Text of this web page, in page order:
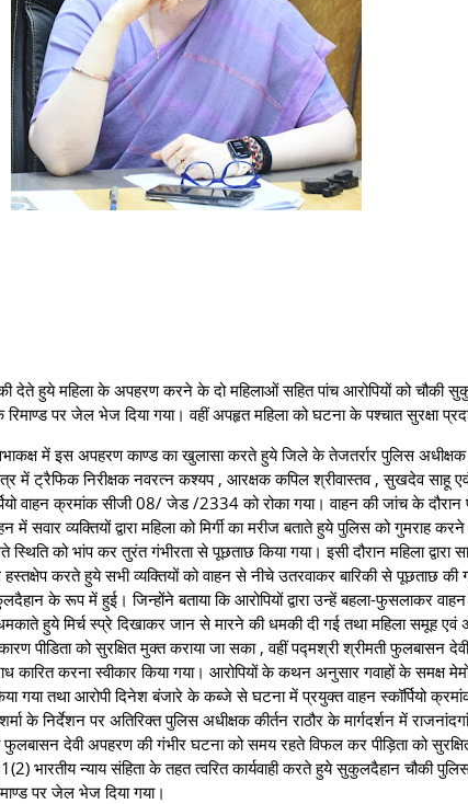
देते हुये महिला के अपहरण करने के दो महिलाओं सहित पांच आरोपियों को चौकी
पर जेल भेज दिया गया। वहीं अपहृत महिला को घटना के पश्चात सुरक्षा
काण्ड का खुलासा करते हुये जिले के तेजतर्रार पुलिस अधीक्षक
में ट्रैफिक निरीक्षक नवरत्न कश्यप , आरक्षक कपिल श्रीवास्तव , सुखदेव साहू एवं
वाहन क्रमांक सीजी 08/ जेड /2334 को रोका गया।‌ वाहन की जांच के दौरान
व्यक्तियों द्वारा महिला को मिर्गी का मरीज बताते हुये पुलिस को गुमराह
को भांप कर तुरंत गंभीरता से पूछताछ किया गया। इसी दौरान महिला द्वारा
हस्तक्षेप करते हुये सभी व्यक्तियों को वाहन से नीचे उतरवाकर बारिकी से पूछताछ
के रूप में हुई।‌ जिन्होंने बताया कि‌ आरोपियों द्वारा उन्हें बहला-फुसलाकर
धमकाते हुये मिर्च स्प्रे दिखाकर जान से मारने की धमकी दी गई तथा महिला समूह एवं
पीडिता को सुरक्षित मुक्त कराया जा सका , वहीं पद्मश्री श्रीमती फुलबासन
कारित करना स्वीकार किया गया। आरोपियों के कथन अनुसार गवाहों के समक्ष
गया तथा आरोपी दिनेश बंजारे के कब्जे से घटना में प्रयुक्त वाहन स्कॉर्पियो
के निर्देशन पर अतिरिक्त पुलिस अधीक्षक कीर्तन राठौर के मार्गदर्शन में
फुलबासन देवी अपहरण की गंभीर घटना को समय रहते विफल कर पीड़िता को
न्याय संहिता के तहत त्वरित कार्यवाही करते हुये सुकुलदैहान चौकी पुलिस
पर जेल भेज दिया गया।